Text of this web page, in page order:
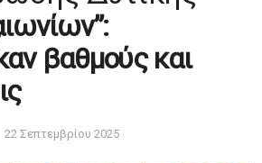
βαθμούς και
22 Σεπτεμβρίου 2025